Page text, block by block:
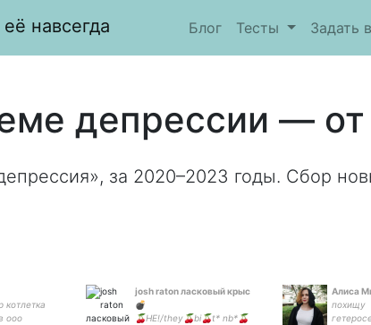
навсегда Блог Тесты Задать
депрессии — от
за 2020–2023 годы. Сбор
котлетка
ооо
josh raton ласковый крыс
💣
🍒HE!/they🍒bi🍒t* nb*🍒
Алиса
похищу